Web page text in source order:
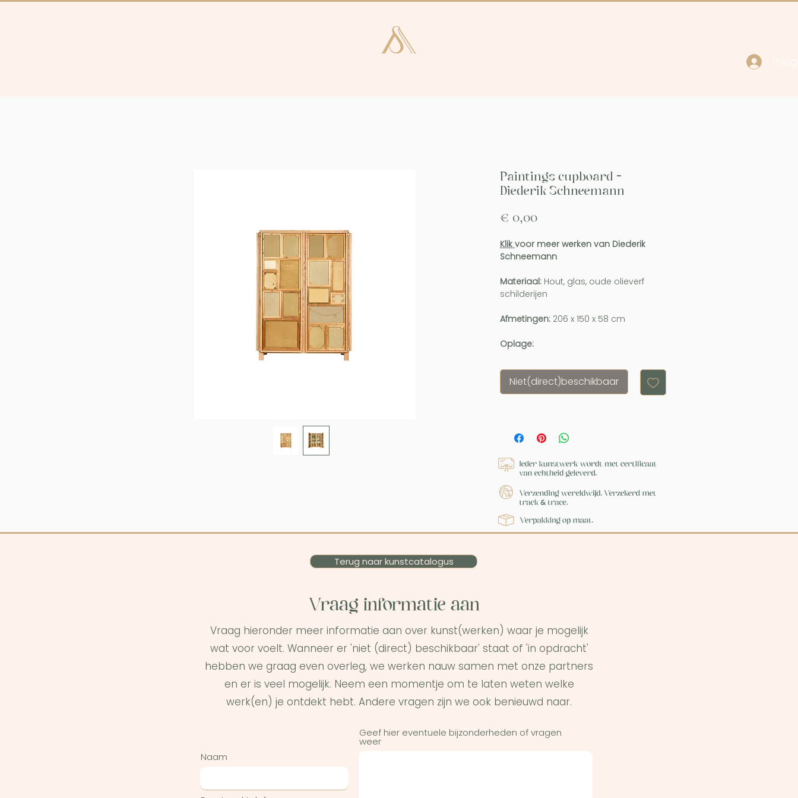
Paintings cupboard -
Diederik Schneemann
€ 0,00Prijs
Klik voor meer werken van Diederik
Schneemann
Materiaal: Hout, glas, oude olieverf
schilderijen
Afmetingen: 206 x 150 x 58 cm
Oplage:
Niet(direct)beschikbaar
Terug naar kunstcatalogus
Vraag informatie aan
Vraag hieronder meer informatie aan over kunst(werken) waar je mogelijk
wat voor voelt. Wanneer er 'niet (direct) beschikbaar' staat of 'in opdracht'
hebben we graag even overleg, we werken nauw samen met onze partners
en er is veel mogelijk. Neem een momentje om te laten weten welke
werk(en) je ontdekt hebt. Andere vragen zijn we ook benieuwd naar.
Naam
Geef hier eventuele bijzonderheden of vragen
weer